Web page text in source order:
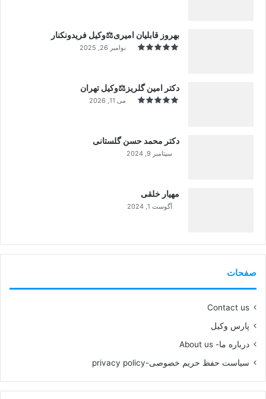
بهروز قابلیان امیری⚖️وکیل فریدونکنار
نوامبر 26, 2025
دکتر امین گلریز⚖️وکیل تهران
می 11, 2026
دکتر محمد حسن گلستانی
سپتامبر 9, 2024
مهیار خلقی
آگوست 1, 2024
صفحات
Contact us
پارس وکیل
درباره ما- About us
سیاست حفظ حریم خصوصی-privacy policy